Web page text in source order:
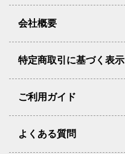
会社概要
特定商取引に基づく表示
ご利用ガイド
よくある質問